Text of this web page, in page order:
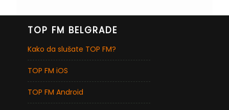
TOP FM BELGRADE
Kako da slušate TOP FM?
TOP FM iOS
TOP FM Android